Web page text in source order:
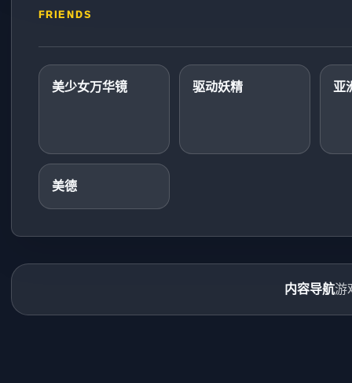
FRIENDS
美少女万华镜 驱动妖精 亚
美德
内容导航游